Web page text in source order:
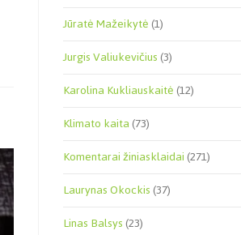
Jūratė Mažeikytė(1)
Jurgis Valiukevičius(3)
Karolina Kukliauskaitė(12)
Klimato kaita(73)
Komentarai žiniasklaidai(271)
Laurynas Okockis(37)
Linas Balsys(23)